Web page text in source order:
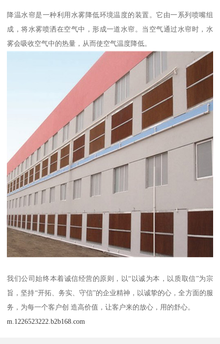
降温水帘是一种利用水雾降低环境温度的装置。它由一系列喷嘴组
成，将水雾喷洒在空气中，形成一道水帘。当空气通过水帘时，水
雾会吸收空气中的热量，从而使空气温度降低。
我们公司始终本着诚信经营的原则，以“以诚为本，以质取信”为宗
旨，坚持“开拓、务实、守信”的企业精神，以诚挚的心，全方面的服
务，为每一个客户创 造高价值，让客户来的放心，用的舒心。
m.1226523222.b2b168.com